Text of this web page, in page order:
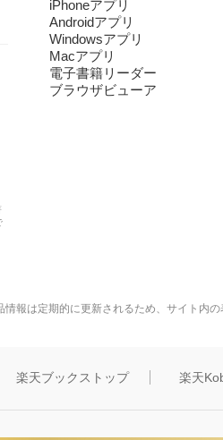
iPhoneアプリ
Androidアプリ
Windowsアプリ
Macアプリ
電子書籍リーダー
ブラウザビューア
情報は定期的に更新されるため、サイト内
楽天ブックストップ 楽天